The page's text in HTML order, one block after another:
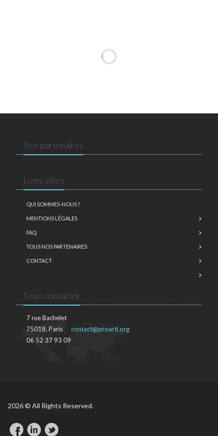
Nos partenaires
Liens utiles
QUI SOMMES-NOUS ?
MENTIONS LÉGALES
FAQ
TOUS NOS PARTENAIRES
CONTACT
Nous contacter
7 rue Bachelet
75018, Paris
06 52 37 93 09
contact@proarti.org
2026 © All Rights Reserved.